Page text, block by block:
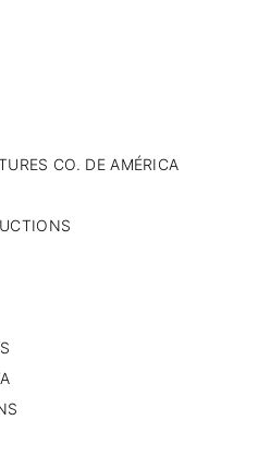
CO. DE AMÉRICA